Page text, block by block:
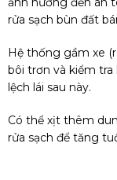
rửa sạch bùn đất
Hệ thống gầm xe
bôi trơn và kiểm
lệch lái sau này.
Có thể xịt thêm
rửa sạch để tăng